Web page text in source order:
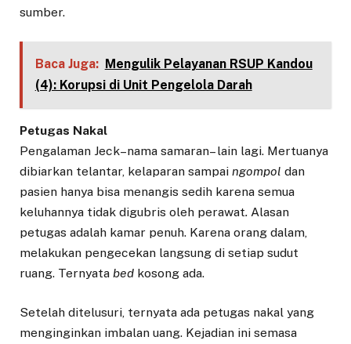
sumber.
Baca Juga: Mengulik Pelayanan RSUP Kandou
(4): Korupsi di Unit Pengelola Darah
Petugas Nakal
Pengalaman Jeck–nama samaran– lain lagi. Mertuanya
dibiarkan telantar, kelaparan sampai ngompol dan
pasien hanya bisa menangis sedih karena semua
keluhannya tidak digubris oleh perawat. Alasan
petugas adalah kamar penuh. Karena orang dalam,
melakukan pengecekan langsung di setiap sudut
ruang. Ternyata bed kosong ada.
Setelah ditelusuri, ternyata ada petugas nakal yang
menginginkan imbalan uang. Kejadian ini semasa